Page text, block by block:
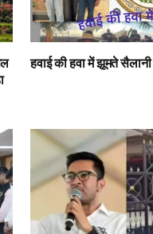
हवाई की हवा में झूमते सैलानी